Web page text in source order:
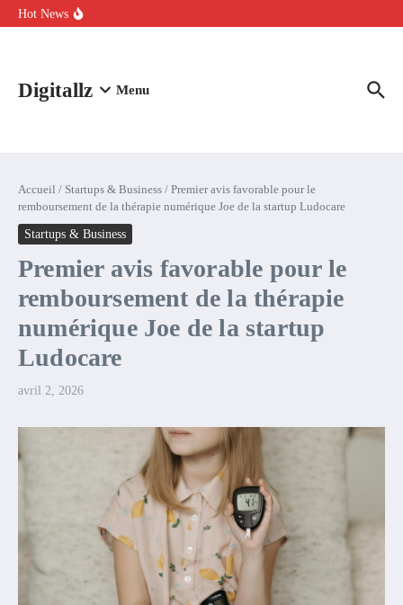
Aller au contenu
Hot News
Comment l’IA simplifie la data de caisse pour la transformer en
Digitallz Menu
Accueil / Startups & Business / Premier avis favorable pour le
remboursement de la thérapie numérique Joe de la startup Ludocare
Startups & Business
Premier avis favorable pour le
remboursement de la thérapie
numérique Joe de la startup
Ludocare
avril 2, 2026